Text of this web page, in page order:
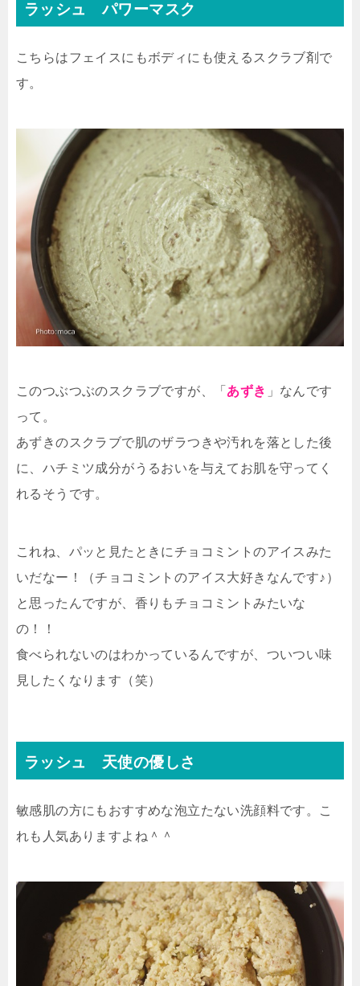
ラッシュ パワーマスク
こちらはフェイスにもボディにも使えるスクラブ剤で
す。
このつぶつぶのスクラブですが、「 あずき 」なんです
って。
あずきのスクラブで肌のザラつきや汚れを落とした後
に、ハチミツ成分がうるおいを与えてお肌を守ってく
れるそうです。
これね、パッと見たときにチョコミントのアイスみた
いだなー！（チョコミントのアイス大好きなんです♪）
と思ったんですが、香りもチョコミントみたいな
の！！
食べられないのはわかっているんですが、ついつい味
見したくなります（笑）
ラッシュ 天使の優しさ
敏感肌の方にもおすすめな泡立たない洗顔料です。こ
れも人気ありますよね＾＾